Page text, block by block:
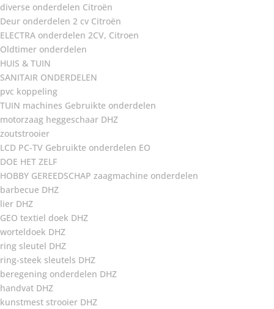
diverse onderdelen Citroën
Deur onderdelen 2 cv Citroën
ELECTRA onderdelen 2CV, Citroen
Oldtimer onderdelen
HUIS & TUIN
SANITAIR ONDERDELEN
pvc koppeling
TUIN machines Gebruikte onderdelen
motorzaag heggeschaar DHZ
zoutstrooier
LCD PC-TV Gebruikte onderdelen EO
DOE HET ZELF
HOBBY GEREEDSCHAP zaagmachine onderdelen
barbecue DHZ
lier DHZ
GEO textiel doek DHZ
worteldoek DHZ
ring sleutel DHZ
ring-steek sleutels DHZ
beregening onderdelen DHZ
handvat DHZ
kunstmest strooier DHZ